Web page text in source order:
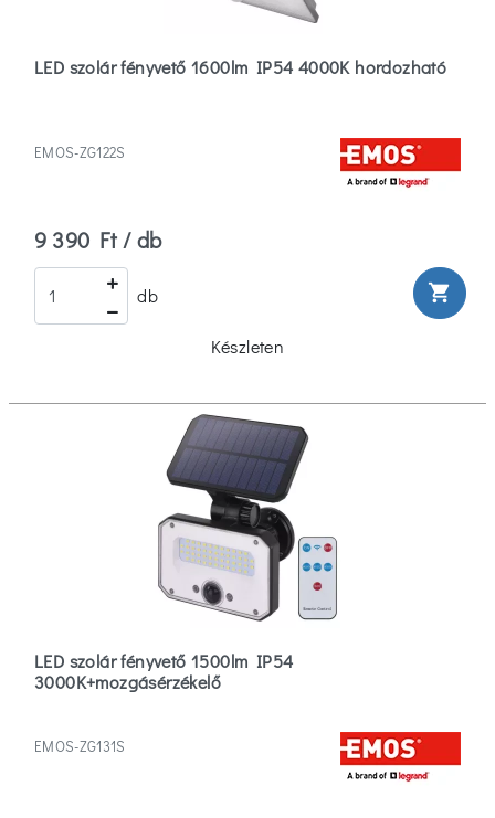
LED szolár fényvető 1600lm IP54 4000K hordozható
EMOS-ZG122S
9 390 Ft / db
db shopping_cart
Készleten
LED szolár fényvető 1500lm IP54
3000K+mozgásérzékelő
EMOS-ZG131S